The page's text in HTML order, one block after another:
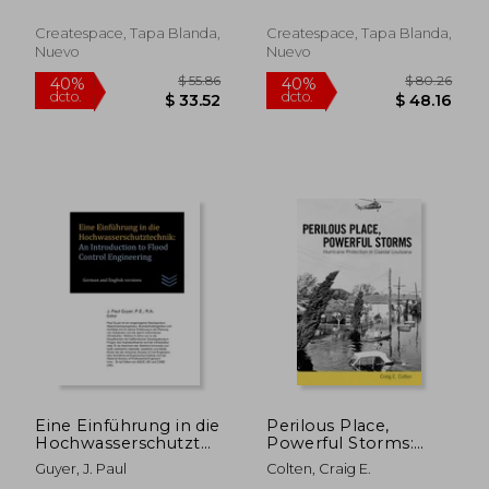
40%
dcto.
Createspace, Tapa Blanda,
Nuevo
Createspace, Tapa Blanda,
Nuevo
Eine Einführung in die
Hochwasserschutztechnik:
An Introduction to
Flood Control
Guyer, J. Paul
Perilous Place,
Powerful Storms:
Hurricane Protection
in Coastal Louisiana
Colten, Craig E.